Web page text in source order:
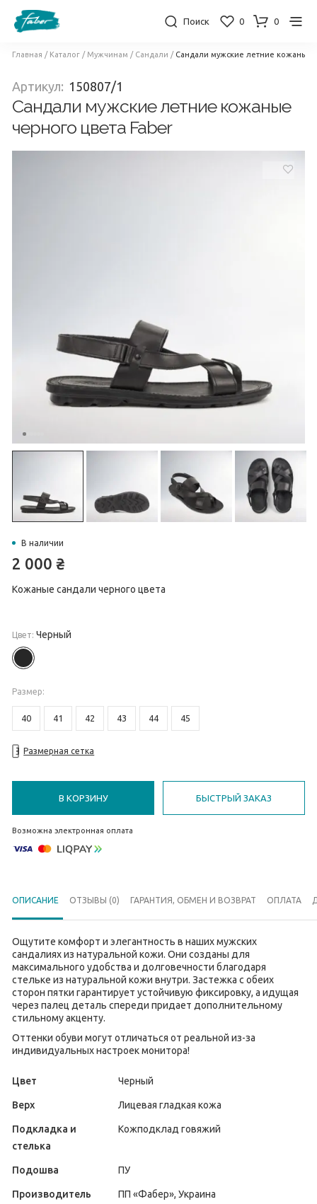
Поиск 0 0
Главная / Каталог / Мужчинам / Сандали / Сандали мужские летние кожаные
Артикул: 150807/1
Сандали мужские летние кожаные
черного цвета Faber
В наличии
2 000₴
Кожаные сандали черного цвета
Цвет: Черный
Размер:
40 41 42 43 44 45
Размерная сетка
В КОРЗИНУ БЫСТРЫЙ ЗАКАЗ
Возможна электронная оплата
ОПИСАНИЕ ОТЗЫВЫ (0) ГАРАНТИЯ, ОБМЕН И ВОЗВРАТ ОПЛАТА
Ощутите комфорт и элегантность в наших мужских
сандалиях из натуральной кожи. Они созданы для
максимального удобства и долговечности благодаря
стельке из натуральной кожи внутри. Застежка с обеих
сторон пятки гарантирует устойчивую фиксировку, а идущая
через палец деталь спереди придает дополнительному
стильному акценту.
Оттенки обуви могут отличаться от реальной из-за
индивидуальных настроек монитора!
Цвет Черный
Верх Лицевая гладкая кожа
Подкладка и
стелька
Кожподклад говяжий
Подошва ПУ
Производитель ПП «Фабер», Украина